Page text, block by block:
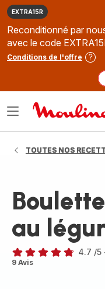
EXTRA15R
Reconditionné par
avec le code
Conditions de l'offre
Ouvrir
TOUTES NOS
au
ratings.4.7
4.7 /5
9 Avis